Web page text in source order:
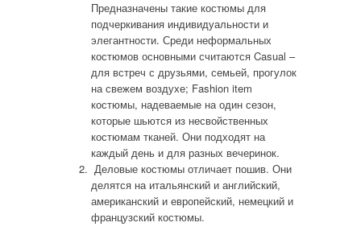
Предназначены такие костюмы для
подчеркивания индивидуальности и
элегантности. Среди неформальных
костюмов основными считаются Casual –
для встреч с друзьями, семьей, прогулок
на свежем воздухе; Fashion item
костюмы, надеваемые на один сезон,
которые шьются из несвойственных
костюмам тканей. Они подходят на
каждый день и для разных вечеринок.
Деловые костюмы отличает пошив. Они
делятся на итальянский и английский,
американский и европейский, немецкий и
французский костюмы.